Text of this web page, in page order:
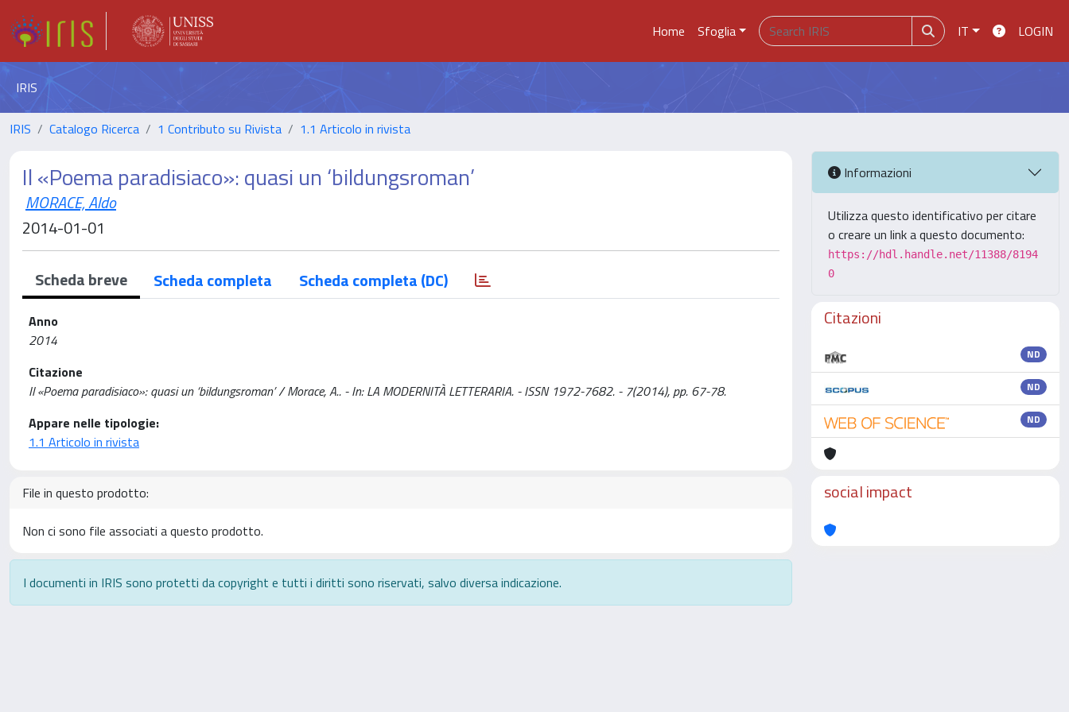
Home Sfoglia IT LOGIN
IRIS
IRIS Catalogo Ricerca 1 Contributo su Rivista 1.1 Articolo in rivista
Il «Poema paradisiaco»: quasi un ‘bildungsroman’
MORACE, Aldo
2014-01-01
Scheda breve Scheda completa Scheda completa (DC)
Anno
2014
Citazione
Il «Poema paradisiaco»: quasi un ‘bildungsroman’ / Morace, A.. - In: LA MODERNITÀ LETTERARIA. - ISSN 1972-7682. - 7(2014), pp. 67-78.
Appare nelle tipologie:
1.1 Articolo in rivista
File in questo prodotto:
Non ci sono file associati a questo prodotto.
I documenti in IRIS sono protetti da copyright e tutti i diritti sono riservati, salvo diversa indicazione.
Informazioni
Utilizza questo identificativo per citare
o creare un link a questo documento:
https://hdl.handle.net/11388/8194
0
Citazioni
ND
ND
ND
social impact